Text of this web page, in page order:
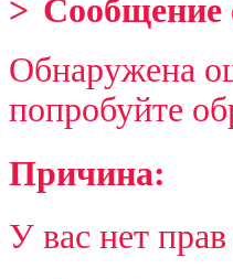
Сообщение
Обнаружена
попробуйте
Причина:
У вас нет